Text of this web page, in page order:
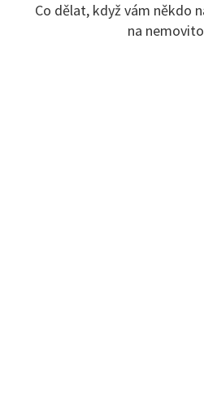
Co dělat, když vám někdo
na